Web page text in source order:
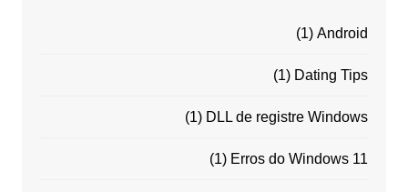
Android
(1)
Dating Tips
(1)
DLL de registre Windows
(1)
Erros do Windows 11
(1)